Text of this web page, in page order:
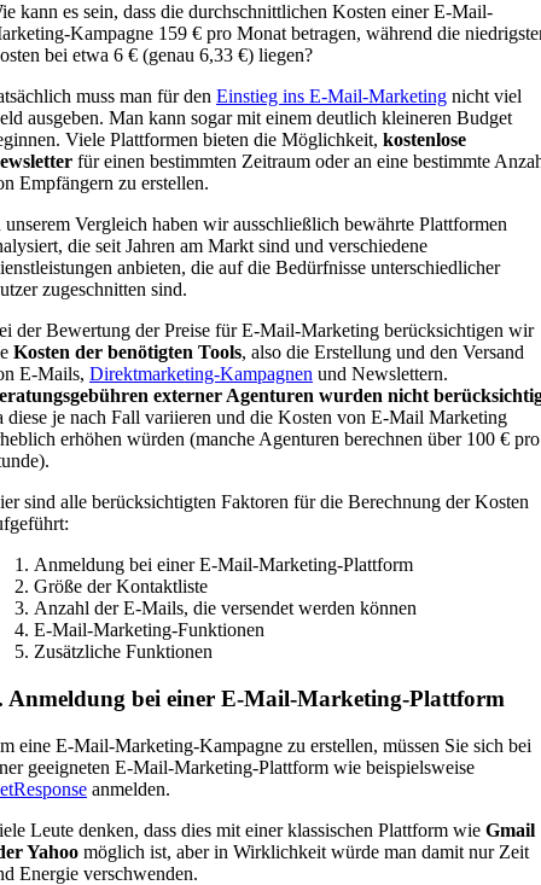
kann es sein, dass die durchschnittlichen Kosten einer E-Mail-
Kampagne 159 € pro Monat betragen, während die
bei etwa 6 € (genau 6,33 €) liegen?
muss man für den Einstieg ins E-Mail-Marketing nicht viel
ausgeben. Man kann sogar mit einem deutlich kleineren Budget
Viele Plattformen bieten die Möglichkeit, kostenlose
für einen bestimmten Zeitraum oder an eine bestimmte
Empfängern zu erstellen.
unserem Vergleich haben wir ausschließlich bewährte Plattformen
die seit Jahren am Markt sind und verschiedene
anbieten, die auf die Bedürfnisse unterschiedlicher
zugeschnitten sind.
der Bewertung der Preise für E-Mail-Marketing berücksichtigen wir
Kosten der benötigten Tools, also die Erstellung und den Versand
E-Mails, Direktmarketing-Kampagnen und Newslettern.
externer Agenturen wurden nicht
diese je nach Fall variieren und die Kosten von E-Mail Marketing
erhöhen würden (manche Agenturen berechnen über 100 € pro
sind alle berücksichtigten Faktoren für die Berechnung der Kosten
Anmeldung bei einer E-Mail-Marketing-Plattform
Größe der Kontaktliste
Anzahl der E-Mails, die versendet werden können
E-Mail-Marketing-Funktionen
Zusätzliche Funktionen
Anmeldung bei einer E-Mail-Marketing-Plattform
eine E-Mail-Marketing-Kampagne zu erstellen, müssen Sie sich bei
geeigneten E-Mail-Marketing-Plattform wie beispielsweise
anmelden.
Leute denken, dass dies mit einer klassischen Plattform wie Gmail
Yahoo möglich ist, aber in Wirklichkeit würde man damit nur Zeit
Energie verschwenden.